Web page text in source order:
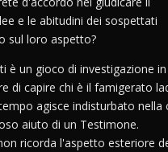
e le abitudini dei sospettati
sul loro aspetto?
è un gioco di investigazione in
di capire chi è il famigerato
agisce indisturbato nella
aiuto di un Testimone.
ricorda l'aspetto esteriore